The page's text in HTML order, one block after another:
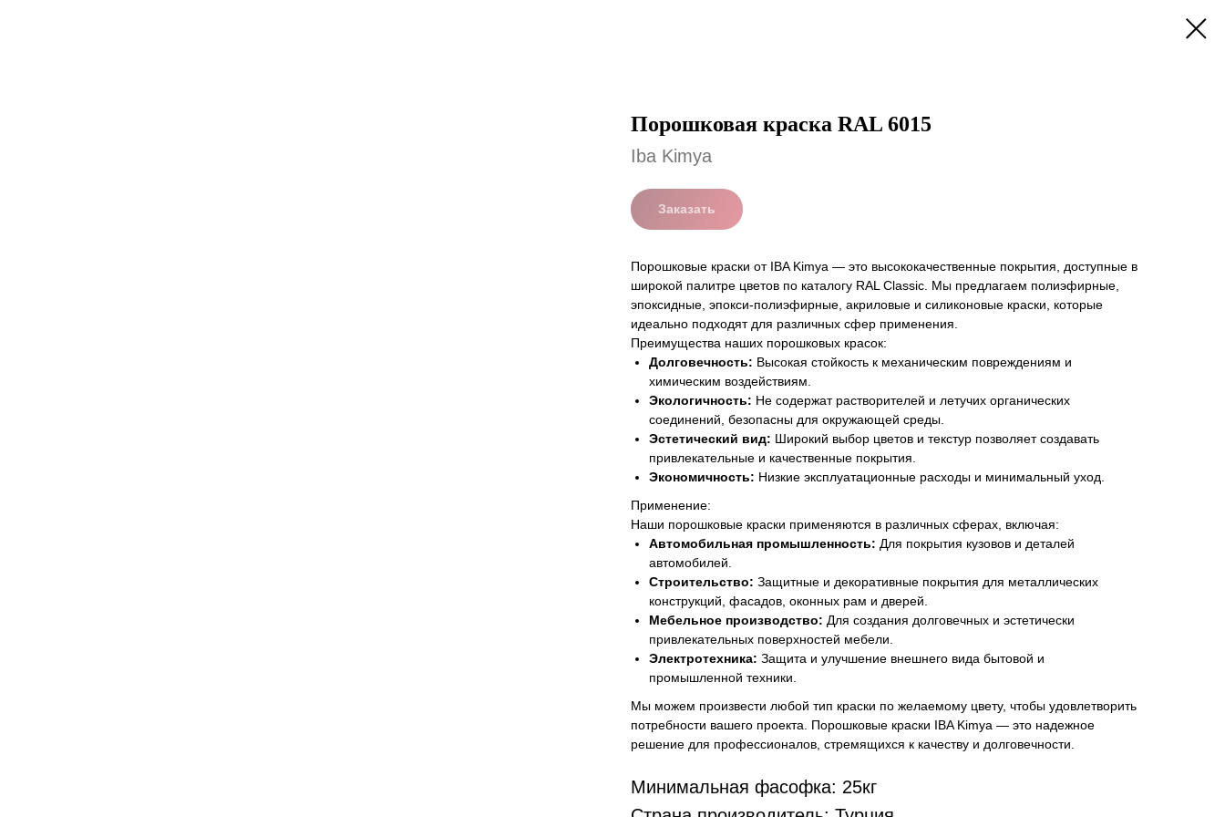
Порошковая краска RAL 6015
Iba Kimya
Заказать
Порошковые краски от IBA Kimya — это высококачественные покрытия, доступные в
широкой палитре цветов по каталогу RAL Classic. Мы предлагаем полиэфирные,
эпоксидные, эпокси-полиэфирные, акриловые и силиконовые краски, которые
идеально подходят для различных сфер применения.
Преимущества наших порошковых красок:
Долговечность: Высокая стойкость к механическим повреждениям и
химическим воздействиям.
Экологичность: Не содержат растворителей и летучих органических
соединений, безопасны для окружающей среды.
Эстетический вид: Широкий выбор цветов и текстур позволяет создавать
привлекательные и качественные покрытия.
Экономичность: Низкие эксплуатационные расходы и минимальный уход.
Применение:
Наши порошковые краски применяются в различных сферах, включая:
Автомобильная промышленность: Для покрытия кузовов и деталей
автомобилей.
Строительство: Защитные и декоративные покрытия для металлических
конструкций, фасадов, оконных рам и дверей.
Мебельное производство: Для создания долговечных и эстетически
привлекательных поверхностей мебели.
Электротехника: Защита и улучшение внешнего вида бытовой и
промышленной техники.
Мы можем произвести любой тип краски по желаемому цвету, чтобы удовлетворить
потребности вашего проекта. Порошковые краски IBA Kimya — это надежное
решение для профессионалов, стремящихся к качеству и долговечности.
Минимальная фасофка: 25кг